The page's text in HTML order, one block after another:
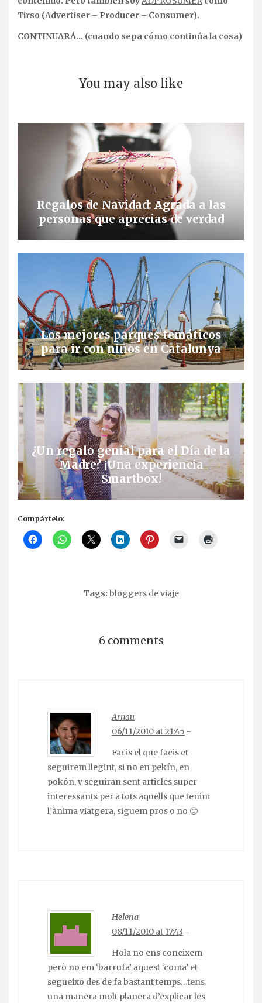
Tirso (Advertiser – Producer – Consumer).
CONTINUARÁ… (cuando sepa cómo continúa la cosa)
You may also like
Regalos de Navidad: Agrada a las
personas que aprecias de verdad
Los mejores parques temáticos
para ir con niños en Catalunya
¿Un regalo genial para el Día de la
Madre? ¡Una experiencia
Smartbox!
Compártelo:
Tags: bloggers de viaje
6 comments
Arnau
06/11/2010 at 21:45 -
Facis el que facis et
seguirem llegint, si no en pekín, en
pokón, y seguiran sent articles super
interessants per a tots aquells que tenim
l’ànima viatgera, siguem pros o no 🙂
Helena
08/11/2010 at 17:43 -
Hola no ens coneixem
però no em ‘barrufa’ aquest ‘coma’ et
segueixo des de fa bastant temps…tens
una manera molt planera d’explicar les